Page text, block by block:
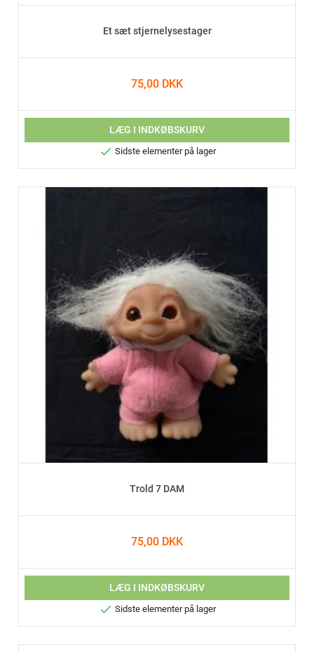
Et sæt stjernelysestager
75,00 DKK
LÆG I INDKØBSKURV
 Sidste elementer på lager
Trold 7 DAM
75,00 DKK
LÆG I INDKØBSKURV
 Sidste elementer på lager